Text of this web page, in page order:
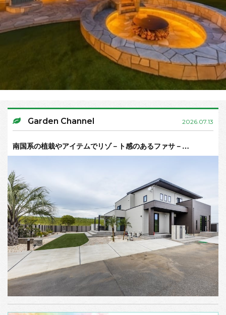
Garden Channel 2026.07.13
南国系の植栽やアイテムでリゾ－ト感のあるファサ－…